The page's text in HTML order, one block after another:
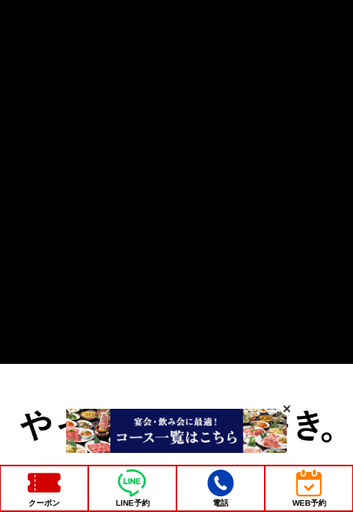
クーポン LINE予約 電話 WEB予約